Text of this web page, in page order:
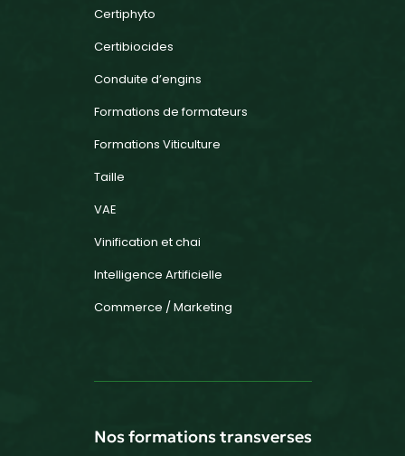
Certiphyto
Certibiocides
Conduite d’engins
Formations de formateurs
Formations Viticulture
Taille
VAE
Vinification et chai
Intelligence Artificielle
Commerce / Marketing
Nos formations transverses